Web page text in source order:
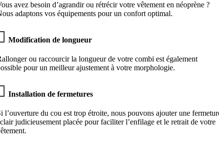
avez besoin d’agrandir ou rétrécir votre vêtement en néoprène ?
adaptons vos équipements pour un confort optimal.
Modification de longueur
ou raccourcir la longueur de votre combi est également
pour un meilleur ajustement à votre morphologie.
Installation de fermetures
l’ouverture du cou est trop étroite, nous pouvons ajouter une
judicieusement placée pour faciliter l’enfilage et le retrait de votre